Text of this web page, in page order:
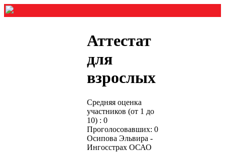
Аттестат
для
взрослых
Средняя оценка
участников (от 1 до
10) : 0
Проголосовавших: 0
Осипова Эльвира -
Ингосстрах ОСАО